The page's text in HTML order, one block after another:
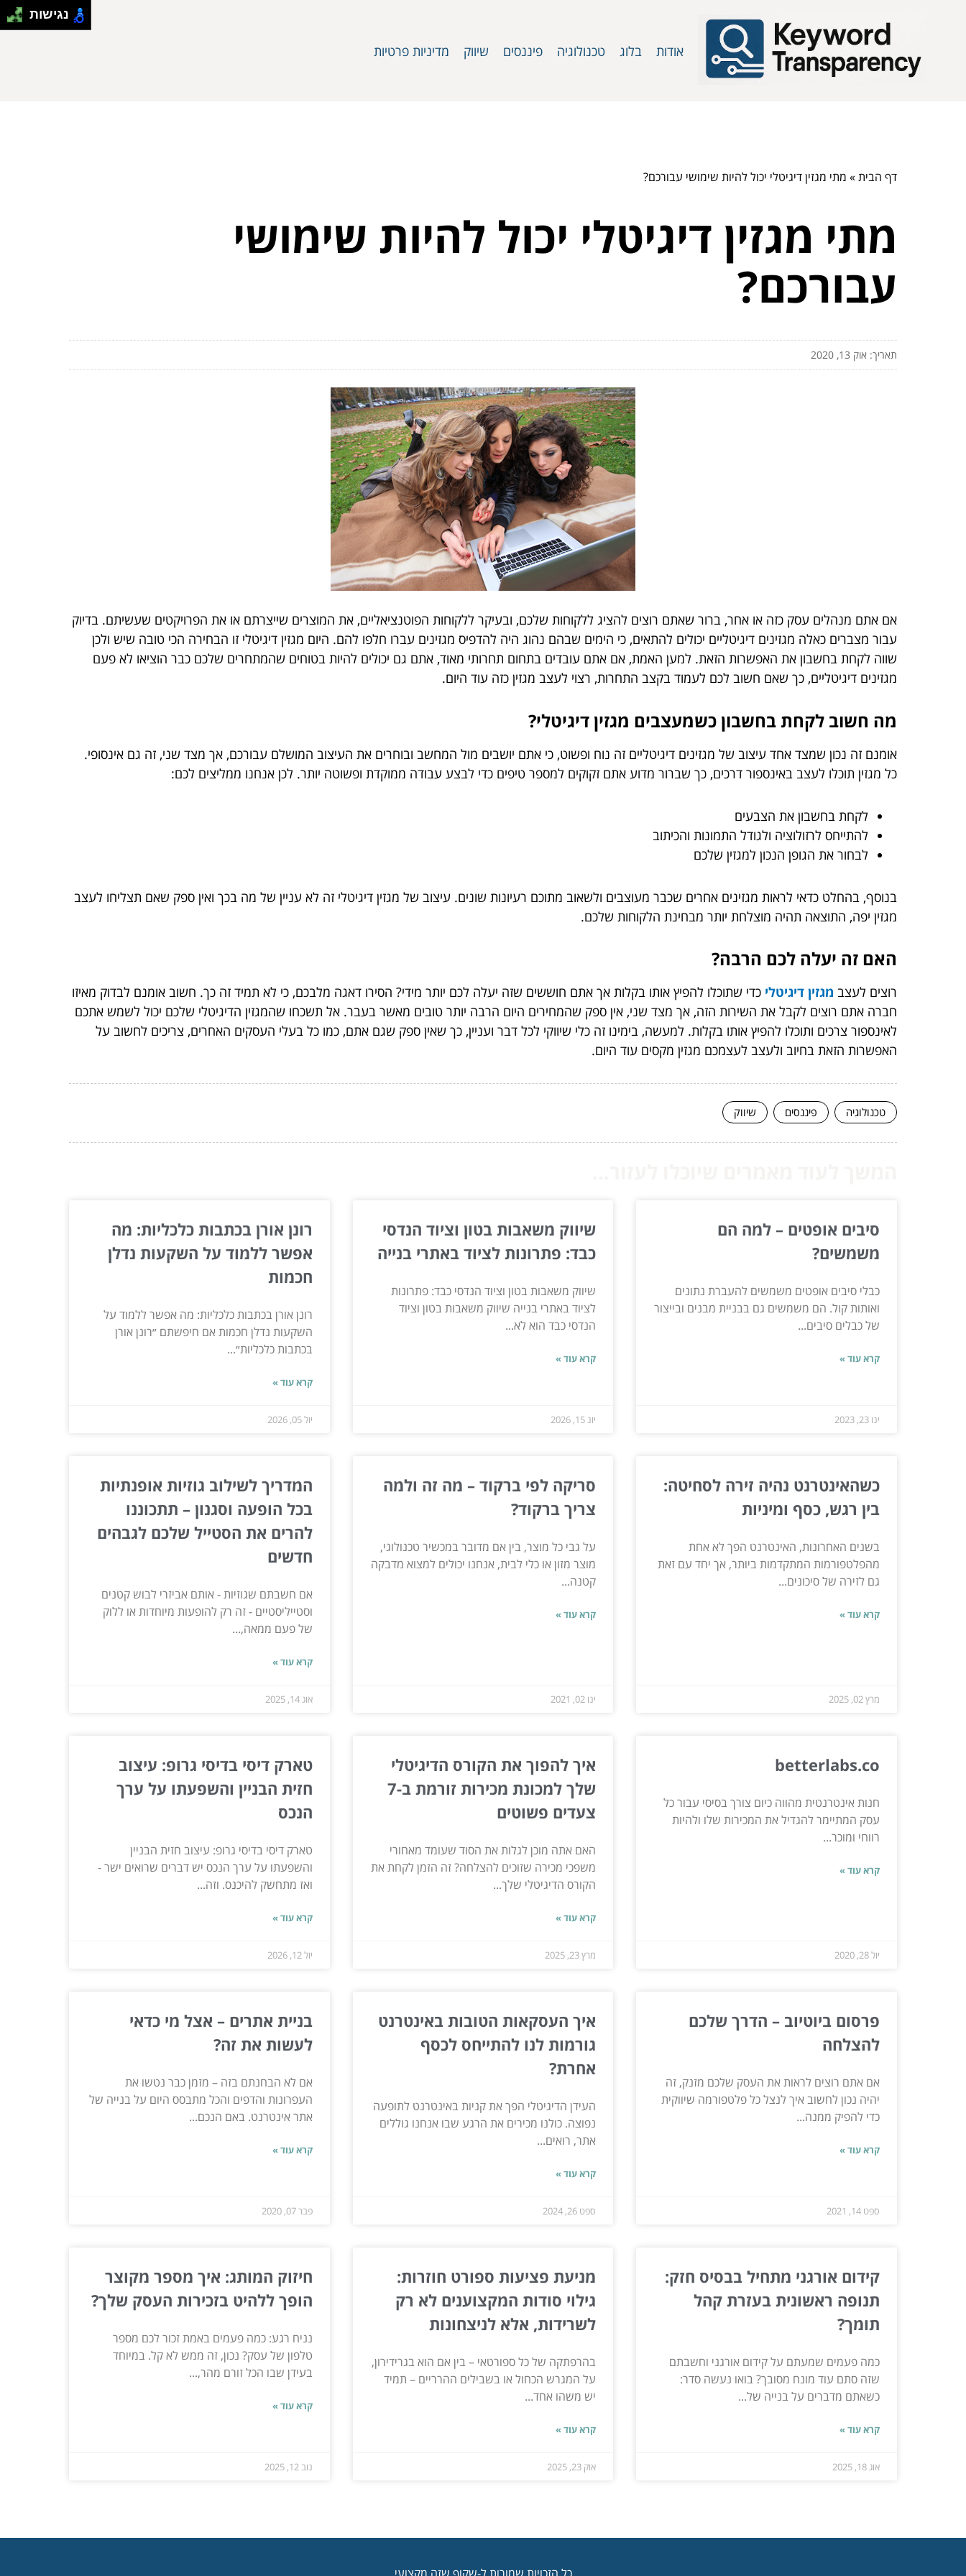
אודות בלוג טכנולוגיה פיננסים שיווק מדיניות פרטיות
דף הבית» מתי מגזין דיגיטלי יכול להיות שימושי עבורכם?
מתי מגזין דיגיטלי יכול להיות שימושי
עבורכם?
תאריך: אוק 13, 2020
אם אתם מנהלים עסק כזה או אחר, ברור שאתם רוצים להציג ללקוחות שלכם, ובעיקר ללקוחות הפוטנציאליים, את המוצרים שייצרתם או את הפרויקטים שעשיתם. בדיוק
עבור מצברים כאלה מגזינים דיגיטליים יכולים להתאים, כי הימים שבהם נהוג היה להדפיס מגזינים עברו חלפו להם. היום מגזין דיגיטלי זו הבחירה הכי טובה שיש ולכן
שווה לקחת בחשבון את האפשרות הזאת. למען האמת, אם אתם עובדים בתחום תחרותי מאוד, אתם גם יכולים להיות בטוחים שהמתחרים שלכם כבר הוציאו לא פעם
מגזינים דיגיטליים, כך שאם חשוב לכם לעמוד בקצב התחרות, רצוי לעצב מגזין כזה עוד היום.
מה חשוב לקחת בחשבון כשמעצבים מגזין דיגיטלי?
אומנם זה נכון שמצד אחד עיצוב של מגזינים דיגיטליים זה נוח ופשוט, כי אתם יושבים מול המחשב ובוחרים את העיצוב המושלם עבורכם, אך מצד שני, זה גם אינסופי.
כל מגזין תוכלו לעצב באינספור דרכים, כך שברור מדוע אתם זקוקים למספר טיפים כדי לבצע עבודה ממוקדת ופשוטה יותר. לכן אנחנו ממליצים לכם:
לקחת בחשבון את הצבעים
להתייחס לרזולוציה ולגודל התמונות והכיתוב
לבחור את הגופן הנכון למגזין שלכם
בנוסף, בהחלט כדאי לראות מגזינים אחרים שכבר מעוצבים ולשאוב מתוכם רעיונות שונים. עיצוב של מגזין דיגיטלי זה לא עניין של מה בכך ואין ספק שאם תצליחו לעצב
מגזין יפה, התוצאה תהיה מוצלחת יותר מבחינת הלקוחות שלכם.
האם זה יעלה לכם הרבה?
רוצים לעצב מגזין דיגיטלי כדי שתוכלו להפיץ אותו בקלות אך אתם חוששים שזה יעלה לכם יותר מידי? הסירו דאגה מלבכם, כי לא תמיד זה כך. חשוב אומנם לבדוק מאיזו
חברה אתם רוצים לקבל את השירות הזה, אך מצד שני, אין ספק שהמחירים היום הרבה יותר טובים מאשר בעבר. אל תשכחו שהמגזין הדיגיטלי שלכם יכול לשמש אתכם
לאינספור צרכים ותוכלו להפיץ אותו בקלות. למעשה, בימינו זה כלי שיווקי לכל דבר ועניין, כך שאין ספק שגם אתם, כמו כל בעלי העסקים האחרים, צריכים לחשוב על
האפשרות הזאת בחיוב ולעצב לעצמכם מגזין מקסים עוד היום.
טכנולוגיה פיננסים שיווק
סיבים אופטים – למה הם
משמשים?
כבלי סיבים אופטים משמשים להעברת נתונים
ואותות קול. הם משמשים גם בבניית מבנים ובייצור
של כבלים סיבים...
קרא עוד »
ינו 23, 2023
שיווק משאבות בטון וציוד הנדסי
כבד: פתרונות לציוד באתרי בנייה
שיווק משאבות בטון וציוד הנדסי כבד: פתרונות
לציוד באתרי בנייה שיווק משאבות בטון וציוד
הנדסי כבד הוא לא...
קרא עוד »
יונ 15, 2026
רונן אורן בכתבות כלכליות: מה
אפשר ללמוד על השקעות נדלן
חכמות
רונן אורן בכתבות כלכליות: מה אפשר ללמוד על
השקעות נדלן חכמות אם חיפשתם ״רונן אורן
בכתבות כלכליות״...
קרא עוד »
יול 05, 2026
כשהאינטרנט נהיה זירה לסחיטה:
בין רגש, כסף ומיניות
בשנים האחרונות, האינטרנט הפך לא אחת
מהפלטפורמות המתקדמות ביותר, אך יחד עם זאת
גם לזירה של סיכונים...
קרא עוד »
מרץ 02, 2025
סריקה לפי ברקוד – מה זה ולמה
צריך ברקוד?
על גבי כל מוצר, בין אם מדובר במכשיר טכנולוגי,
מוצר מזון או כלי לבית, אנחנו יכולים למצוא מדבקה
קטנה...
קרא עוד »
ינו 02, 2021
המדריך לשילוב גוזיות אופנתיות
בכל הופעה וסגנון – תתכוננו
להרים את הסטייל שלכם לגבהים
חדשים
אם חשבתם שגוזיות - אותם אביזרי לבוש קטנים
וסטייליסטיים - זה רק להופעות מיוחדות או ללוק
של פעם ממאה,...
קרא עוד »
אוג 14, 2025
betterlabs.co
חנות אינטרנטית מהווה כיום צורך בסיסי עבור כל
עסק המתיימר להגדיל את המכירות שלו ולהיות
רווחי ומוכר...
קרא עוד »
יול 28, 2020
איך להפוך את הקורס הדיגיטלי
שלך למכונת מכירות זורמת ב-7
צעדים פשוטים
האם אתה מוכן לגלות את הסוד שעומד מאחורי
משפכי מכירה שזוכים להצלחה? זה הזמן לקחת את
הקורס הדיגיטלי שלך...
קרא עוד »
מרץ 23, 2025
טארק דיסי בדיסי גרופ: עיצוב
חזית הבניין והשפעתו על ערך
הנכס
טארק דיסי בדיסי גרופ: עיצוב חזית הבניין
והשפעתו על ערך הנכס יש דברים שרואים ישר -
ואז מתחשק להיכנס. וזה...
קרא עוד »
יול 12, 2026
פרסום ביוטיוב – הדרך שלכם
להצלחה
אם אתם רוצים לראות את העסק שלכם מזנק, זה
יהיה נכון לחשוב איך לנצל כל פלטפורמה שיווקית
כדי להפיק ממנה...
קרא עוד »
ספט 14, 2021
איך העסקאות הטובות באינטרנט
גורמות לנו להתייחס לכסף
אחרת?
העידן הדיגיטלי הפך את קניות באינטרנט לתופעה
נפוצה. כולנו מכירים את הרגע שבו אנחנו גוללים
אתר, רואים...
קרא עוד »
ספט 26, 2024
בניית אתרים – אצל מי כדאי
לעשות את זה?
אם לא הבחנתם בזה – מזמן כבר נטשו את
העפרונות והדפים והכל מתבסס היום על בנייה של
אתר אינטרנט. באם הנכם...
קרא עוד »
פבר 07, 2020
קידום אורגני מתחיל בבסיס חזק:
תנופה ראשונית בעזרת קהל
תומך?
כמה פעמים שמעתם על קידום אורגני וחשבתם
שזה סתם עוד מונח מסובך? בואו נעשה סדר:
כשאתם מדברים על בנייה של...
קרא עוד »
אוג 18, 2025
מניעת פציעות ספורט חוזרות:
גילוי סודות המקצוענים לא רק
לשרידות, אלא לניצחונות
בהרפתקה של כל ספורטאי – בין אם הוא בגרידירון,
על המגרש הכחול או בשבילים ההרריים – תמיד
יש משהו אחד...
קרא עוד »
אוק 23, 2025
חיזוק המותג: איך מספר מקוצר
הופך ללהיט בזכירות העסק שלך?
נניח רגע: כמה פעמים באמת זכור לכם מספר
טלפון של עסק? נכון, זה ממש לא קל. במיוחד
בעידן שבו הכל זורם מהר,...
קרא עוד »
נוב 12, 2025
נגישות